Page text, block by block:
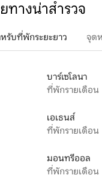
ทางน่าสำรวจ
รับที่พักระยะยาว จุด
บาร์เซโลนา
ที่พักรายเดือน
เอเธนส์
ที่พักรายเดือน
มอนทรีออล
ที่พักรายเดือน